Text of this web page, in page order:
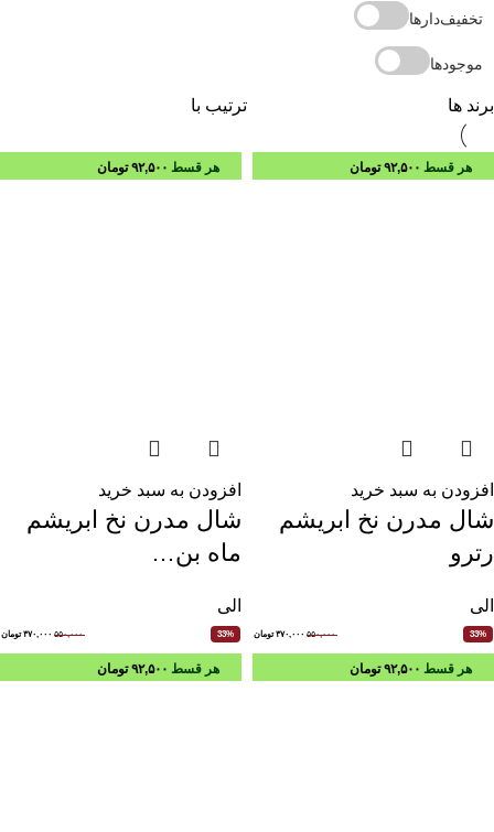
تخفیف‌دارها
موجودها
برند ها ترتیب با
هر قسط ۹۲,۵۰۰ تومان
افزودن به سبد خرید
شال مدرن نخ ابریشم
رترو
الی
33% ۵۵۰,۰۰۰ ۳۷۰,۰۰۰ تومان
هر قسط ۹۲,۵۰۰ تومان
افزودن به سبد خرید
شال مدرن نخ ابریشم
ماه بن…
الی
33% ۵۵۰,۰۰۰ ۳۷۰,۰۰۰ تومان
هر قسط ۹۲,۵۰۰ تومان هر قسط ۹۲,۵۰۰ تومان